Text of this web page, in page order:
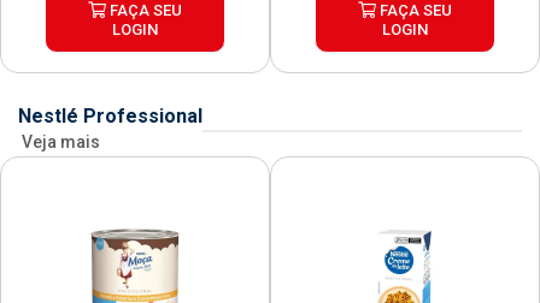
FAÇA SEU
LOGIN
FAÇA SEU
LOGIN
Nestlé Professional
Veja mais